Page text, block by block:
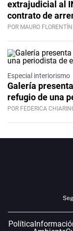
extrajudicial al
contrato de
POR MAURO FLORENTÍN
Especial interiorismo
Galería
refugio de una
POR FEDERICA
Política